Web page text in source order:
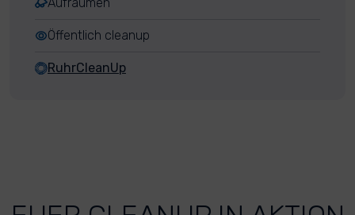
Öffentlich cleanup
RuhrCleanUp